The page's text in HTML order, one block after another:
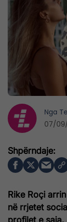
Rike Roçi
në rrjetet
profilet e saja.
Nga
07/